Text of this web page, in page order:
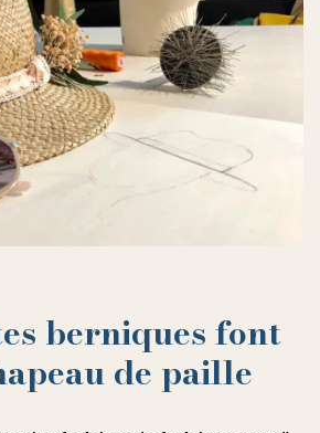
berniques font
de paille